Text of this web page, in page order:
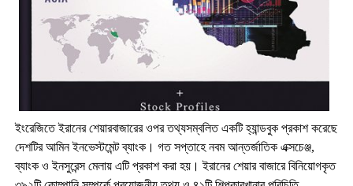
ইংরেজিতে ইরানের শেয়ারবাজারের ওপর তথ্যসম্বলিত একটি হ্যান্ডবুক প্রকাশ করেছে
দেশটির আমিন ইনভেস্টমেন্ট ব্যাংক। গত সপ্তাহে নবম আন্তর্জাতিক এক্সচেঞ্জ,
ব্যাংক ও ইনসুরেন্স মেলায় এটি প্রকাশ করা হয়। ইরানের শেয়ার বাজারে বিনিয়োগকৃত